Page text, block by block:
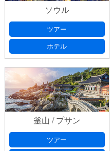
(必須) 出発日の選
７日以降としてください
出発日 第2希望出発日の
いた７日以降としてください
ご希望フライト(必須)
お問い合わせ番号以前
だいたお客様は、返信メー
わせ番号」をご記入ください
出発日
７日以降としてください
ソウル
ツアー
ホテル
釜山 / プサン
ツアー